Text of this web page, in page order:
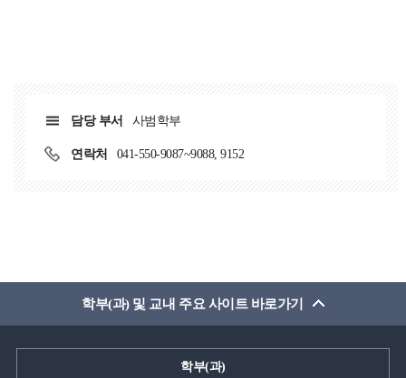
담당 부서 사범학부
연락처 041-550-9087~9088, 9152
학부(과) 및 교내 주요 사이트 바로가기
학부(과)